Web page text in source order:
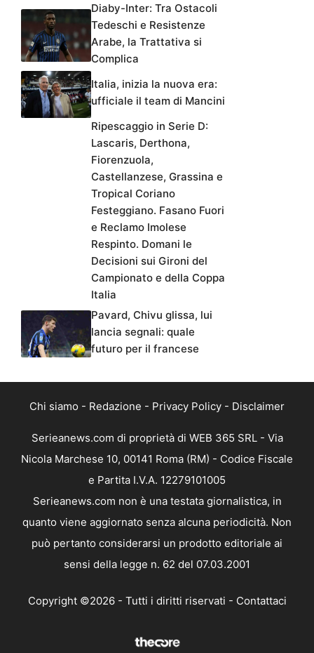
Diaby-Inter: Tra Ostacoli
Tedeschi e Resistenze
Arabe, la Trattativa si
Complica
Italia, inizia la nuova era:
ufficiale il team di Mancini
Ripescaggio in Serie D:
Lascaris, Derthona,
Fiorenzuola,
Castellanzese, Grassina e
Tropical Coriano
Festeggiano. Fasano Fuori
e Reclamo Imolese
Respinto. Domani le
Decisioni sui Gironi del
Campionato e della Coppa
Italia
Pavard, Chivu glissa, lui
lancia segnali: quale
futuro per il francese
Chi siamo - Redazione - Privacy Policy - Disclaimer
Serieanews.com di proprietà di WEB 365 SRL - Via
Nicola Marchese 10, 00141 Roma (RM) - Codice Fiscale
e Partita I.V.A. 12279101005
Serieanews.com non è una testata giornalistica, in
quanto viene aggiornato senza alcuna periodicità. Non
può pertanto considerarsi un prodotto editoriale ai
sensi della legge n. 62 del 07.03.2001
Copyright ©2026 - Tutti i diritti riservati - Contattaci